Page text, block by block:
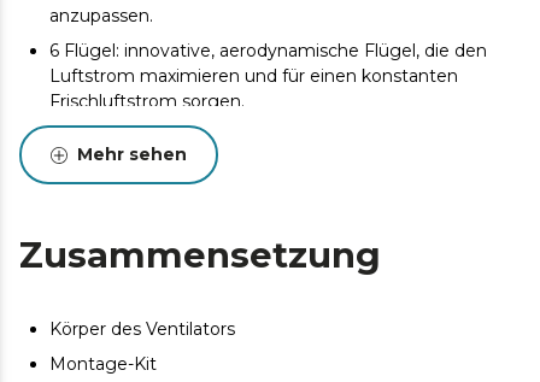
anzupassen.
6 Flügel: innovative, aerodynamische Flügel, die den
Luftstrom maximieren und für einen konstanten
Frischluftstrom sorgen.
Elegantes Design: Passt perfekt zu Ihrer
Wohnungseinrichtung. Außerdem sind seine Klingen
vollständig reversibel und ermöglichen es Ihnen,
Winter/Sommer: Der Ventilator ist mit einem
Motorumkehrsystem für Sommer-/Winterbetrieb
eine angenehme Brise haben möchten oder ob Sie in
unten blasen möchten, um Ihr Heizsystem im Winter
Mehr sehen
Zusammensetzung
Körper des Ventilators
Montage-Kit